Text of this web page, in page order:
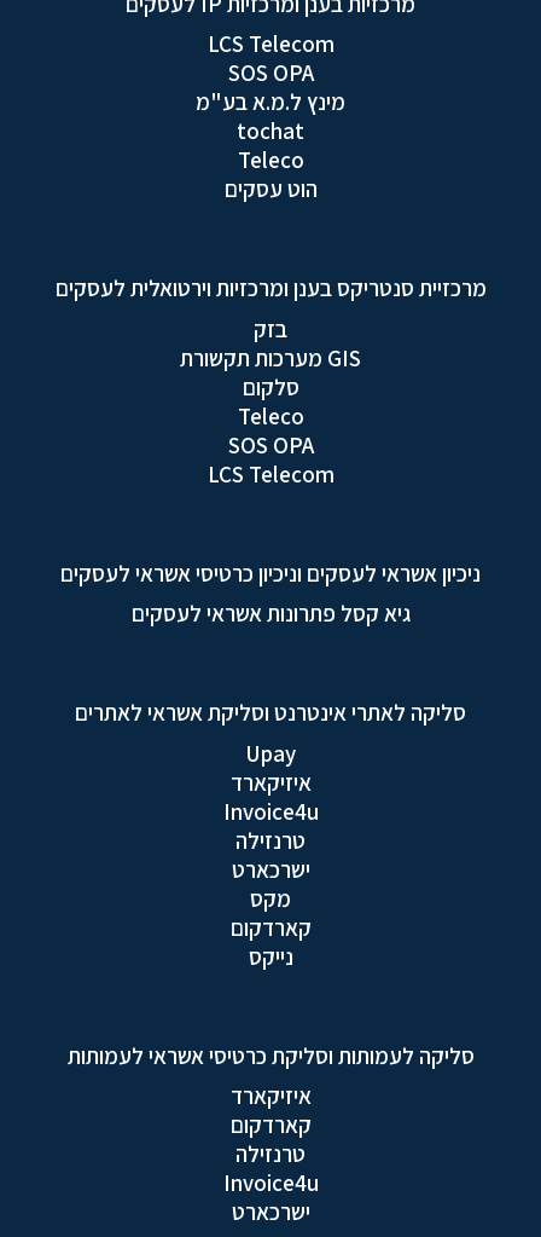
LCS Telecom
SOS OPA
מינץ ל.מ.א בע"מ
tochat
Teleco
הוט עסקים
מרכזיית סנטריקס בענן ומרכזיות וירטואלית לעסקים
בזק
GIS מערכות תקשורת
סלקום
Teleco
SOS OPA
LCS Telecom
ניכיון אשראי לעסקים וניכיון כרטיסי אשראי לעסקים
גיא קסל פתרונות אשראי לעסקים
סליקה לאתרי אינטרנט וסליקת אשראי לאתרים
Upay
איזיקארד
Invoice4u
טרנזילה
ישרכארט
מקס
קארדקום
נייקס
סליקה לעמותות וסליקת כרטיסי אשראי לעמותות
איזיקארד
קארדקום
טרנזילה
Invoice4u
ישרכארט